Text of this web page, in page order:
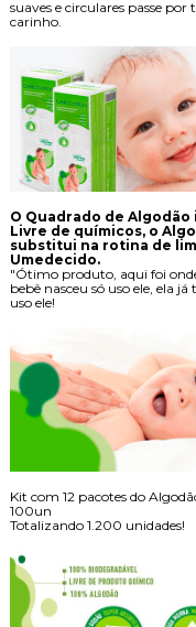
suaves e circulares passe
carinho.
O Quadrado de
Livre de químicos, o
substitui na rotina de
Umedecido.
"Ótimo produto, aqui foi
bebê nasceu só uso ele, ela
uso ele!
Kit com 12 pacotes do
100un
Totalizando 1.200 unidades!